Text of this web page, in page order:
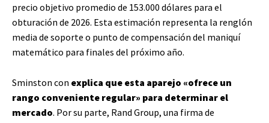
precio objetivo promedio de 153.000 dólares para el
obturación de 2026. Esta estimación representa la renglón
media de soporte o punto de compensación del maniquí
matemático para finales del próximo año.
Sminston con explica que esta aparejo «ofrece un
rango conveniente regular» para determinar el
mercado. Por su parte, Rand Group, una firma de